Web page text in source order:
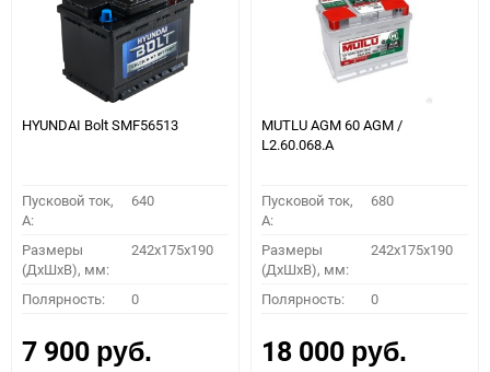
HYUNDAI Bolt SMF56513
Пусковой ток,
A:
640
Размеры
(ДхШхВ), мм:
242x175x190
Полярность: 0
7 900 руб.
MUTLU AGM 60 AGM /
L2.60.068.A
Пусковой ток,
A:
680
Размеры
(ДхШхВ), мм:
242x175x190
Полярность: 0
18 000 руб.